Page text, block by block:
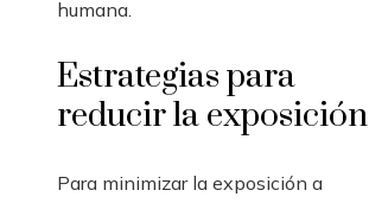
humana.
Estrategias para
reducir la exposición
Para minimizar la exposición a